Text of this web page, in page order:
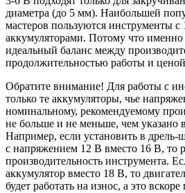
диаметра (до 5 мм). Наибольшей
мастеров пользуются инструменты
аккумуляторами. Потому что
идеальный баланс между
продолжительностью работы и
Обратите внимание! Для работы с
только те аккумуляторы, чье
номинальному, рекомендуемому
не больше и не меньше, чем указано
Например, если установить в дрель-
с напряжением 12 В вместо 16 В, то
производительность инструмента.
аккумулятор вместо 18 В, то
будет работать на износ, а это